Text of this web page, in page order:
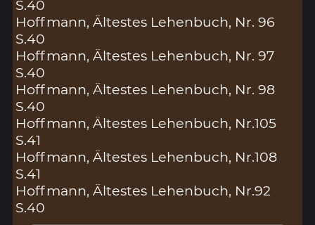
S.40
Hoffmann, Ältestes Lehenbuch, Nr. 96
S.40
Hoffmann, Ältestes Lehenbuch, Nr. 97
S.40
Hoffmann, Ältestes Lehenbuch, Nr. 98
S.40
Hoffmann, Ältestes Lehenbuch, Nr.105
S.41
Hoffmann, Ältestes Lehenbuch, Nr.108
S.41
Hoffmann, Ältestes Lehenbuch, Nr.92
S.40